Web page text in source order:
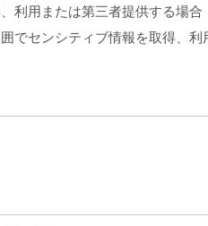
利用または第三者提供する場合
でセンシティブ情報を取得、利